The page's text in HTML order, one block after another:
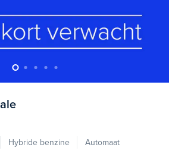
Hybride benzine
Automaat